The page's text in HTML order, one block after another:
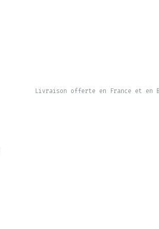
Livraison offerte en France et en